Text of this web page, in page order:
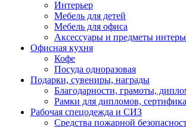
Интерьер
Мебель для детей
Мебель для офиса
Аксессуары и предметы
Офисная кухня
Кофе
Посуда одноразовая
Подарки, сувениры, награды
Благодарности, грамоты,
Рамки для дипломов,
Рабочая спецодежда и СИЗ
Средства пожарной